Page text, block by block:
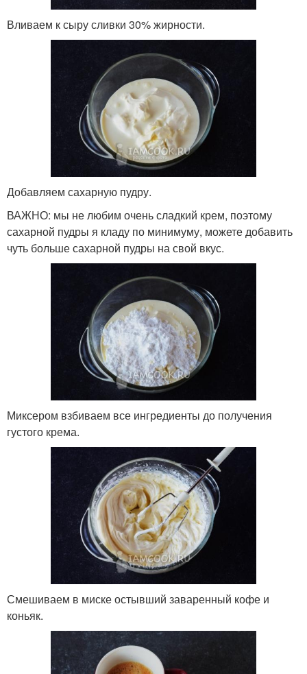
Вливаем к сыру сливки 30% жирности.
Добавляем сахарную пудру.
ВАЖНО: мы не любим очень сладкий крем, поэтому
сахарной пудры я кладу по минимуму, можете добавить
чуть больше сахарной пудры на свой вкус.
Миксером взбиваем все ингредиенты до получения
густого крема.
Смешиваем в миске остывший заваренный кофе и
коньяк.